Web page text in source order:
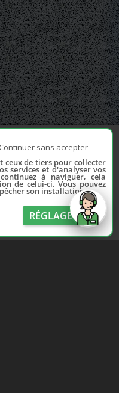
Continuer sans accepter
ceux de tiers pour collecter
services et d'analyser vos
à naviguer, cela
de celui-ci. Vous pouvez
son installation.
RÉGLAGE